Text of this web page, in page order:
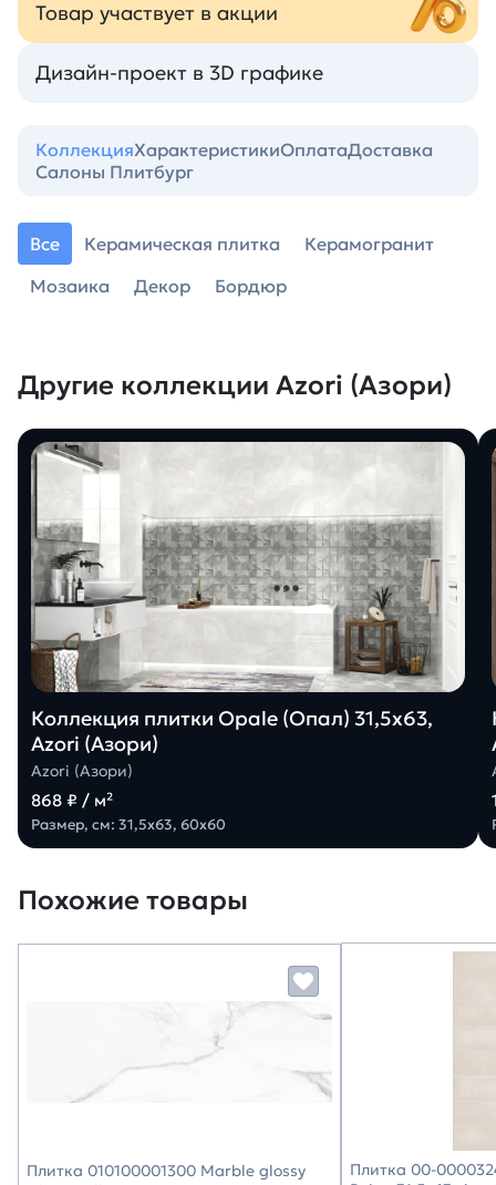
Товар участвует в акции
Дизайн-проект в 3D графике
КоллекцияХарактеристикиОплатаДоставка
Салоны Плитбург
Все Керамическая плитка
Керамогранит
Мозаика
Декор Бордюр
Другие коллекции Azori (Азори)
Коллекция плитки Opale (Опал) 31,5х63,
Azori (Азори)
Azori (Азори)
868 ₽ / м²
Размер, см: 31,5х63, 60х60
Похожие товары
Плитка 010100001300 Marble glossy
Плитка 00-